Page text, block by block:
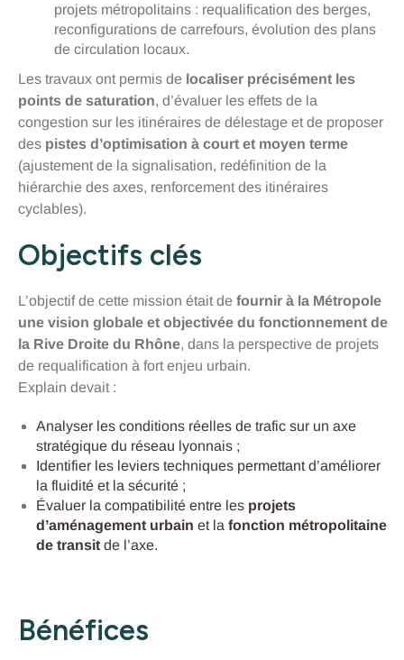
projets métropolitains : requalification des berges,
reconfigurations de carrefours, évolution des plans
de circulation locaux.
Les travaux ont permis de localiser précisément les
points de saturation, d’évaluer les effets de la
congestion sur les itinéraires de délestage et de proposer
des pistes d’optimisation à court et moyen terme
(ajustement de la signalisation, redéfinition de la
hiérarchie des axes, renforcement des itinéraires
cyclables).
Objectifs clés
L’objectif de cette mission était de fournir à la Métropole
une vision globale et objectivée du fonctionnement de
la Rive Droite du Rhône, dans la perspective de projets
de requalification à fort enjeu urbain.
Explain devait :
Analyser les conditions réelles de trafic sur un axe
stratégique du réseau lyonnais ;
Identifier les leviers techniques permettant d’améliorer
la fluidité et la sécurité ;
Évaluer la compatibilité entre les projets
d’aménagement urbain et la fonction métropolitaine
de transit de l’axe.
Bénéfices